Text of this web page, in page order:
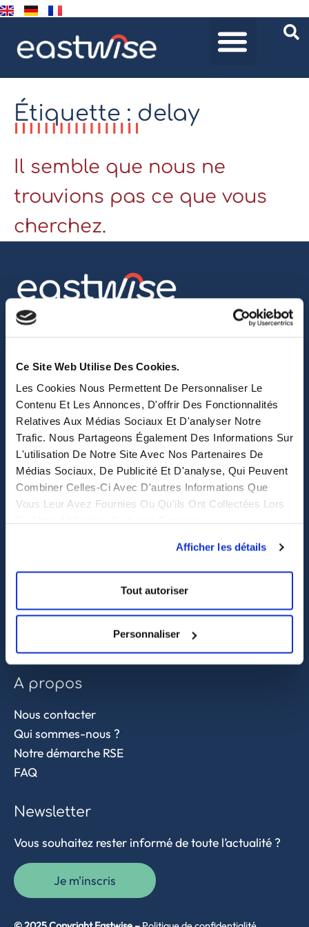
Ce Site Web Utilise Des Cookies.
Les Cookies Nous Permettent De Personnaliser Le
Contenu Et Les Annonces, D'offrir Des Fonctionnalités
Relatives Aux Médias Sociaux Et D'analyser Notre
Trafic. Nous Partageons Également Des Informations Sur
L'utilisation De Notre Site Avec Nos Partenaires De
Médias Sociaux, De Publicité Et D'analyse, Qui Peuvent
Combiner Celles-Ci Avec D'autres Informations Que
Vous Leur Avez Fournies Ou Qu'ils Ont Collectées Lors
Afficher les détails
Tout autoriser
Personnaliser
Étiquette : delay
Il semble que nous ne
trouvions pas ce que vous
cherchez.
(+852) 3621 0156
308 Des Voeux Rd Central – Unit 2607, 26/F
308, Des Voeux Road, Hong Kong
eastwise
Purchasing solutions
Procurement solutions
Services
Sourcing et achat en Asie
Supply chain et approvisionnement
A propos
Nous contacter
Qui sommes-nous ?
Notre démarche RSE
FAQ
Newsletter
Vous souhaitez rester informé de toute l’actualité ?
Je m'inscris